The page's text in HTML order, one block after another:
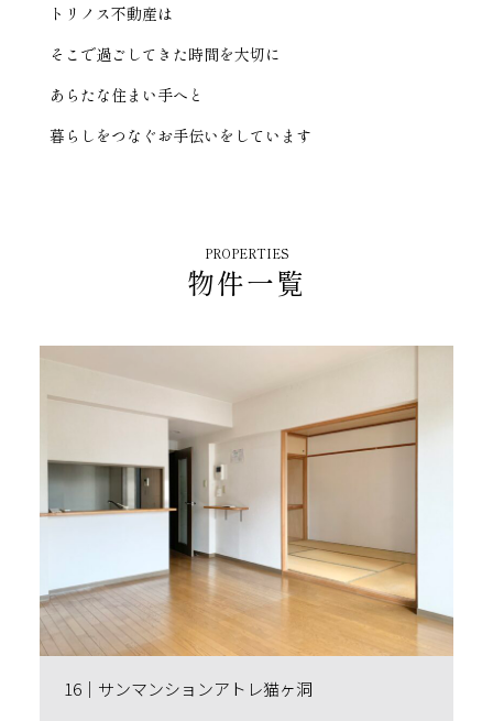
トリノス不動産は
そこで過ごしてきた時間を大切に
あらたな住まい手へと
暮らしをつなぐお手伝いをしています
PROPERTIES
物件一覧
16｜サンマンションアトレ猫ヶ洞